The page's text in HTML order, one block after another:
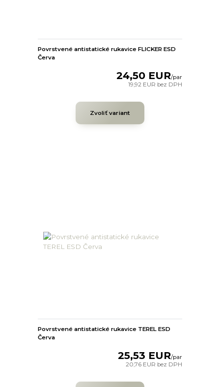
Povrstvené antistatické rukavice FLICKER ESD
Červa
24,50 EUR/par
19,92 EUR bez DPH
Zvoliť variant
Povrstvené antistatické rukavice TEREL ESD
Červa
25,53 EUR/par
20,76 EUR bez DPH